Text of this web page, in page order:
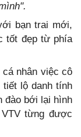
bạn trai mới,
tốt đẹp từ phía
nhân việc cô
tiết lộ danh tính
đào bới lại hình
từng được